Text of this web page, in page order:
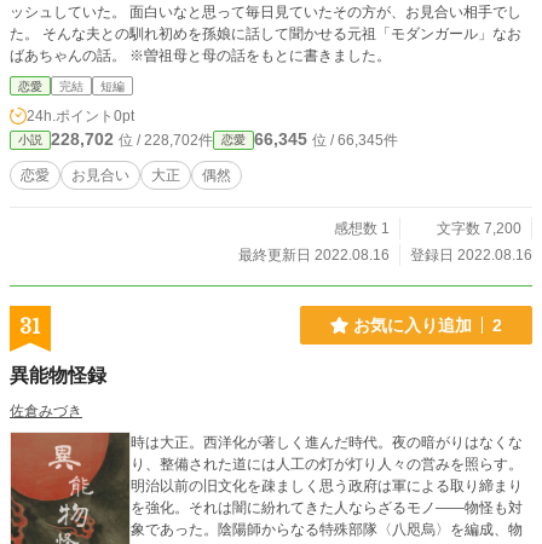
ッシュしていた。 面白いなと思って毎日見ていたその方が、お見合い相手でし
た。 そんな夫との馴れ初めを孫娘に話して聞かせる元祖「モダンガール」なお
ばあちゃんの話。 ※曽祖母と母の話をもとに書きました。
恋愛 完結 短編
24h.ポイント 0pt
小説 228,702 位 / 228,702件 恋愛 66,345 位 / 66,345件
恋愛 お見合い 大正 偶然
感想数 1
文字数 7,200
最終更新日 2022.08.16
登録日 2022.08.16
31 お気に入り追加 2
異能物怪録
佐倉みづき
時は大正。西洋化が著しく進んだ時代。夜の暗がりはなくな
り、整備された道には人工の灯が灯り人々の営みを照らす。
明治以前の旧文化を疎ましく思う政府は軍による取り締まり
を強化。それは闇に紛れてきた人ならざるモノ――物怪も対
象であった。陰陽師からなる特殊部隊〈八咫烏〉を編成、物